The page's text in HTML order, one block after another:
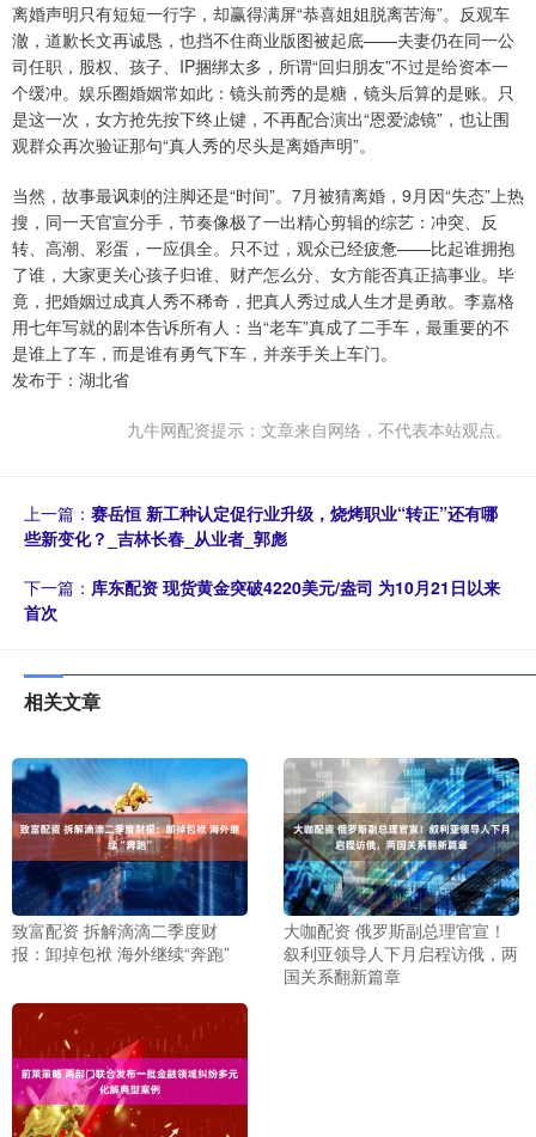
离婚声明只有短短一行字，却赢得满屏“恭喜姐姐脱离苦海”。反观车
澈，道歉长文再诚恳，也挡不住商业版图被起底——夫妻仍在同一公
司任职，股权、孩子、IP捆绑太多，所谓“回归朋友”不过是给资本一
个缓冲。娱乐圈婚姻常如此：镜头前秀的是糖，镜头后算的是账。只
是这一次，女方抢先按下终止键，不再配合演出“恩爱滤镜”，也让围
观群众再次验证那句“真人秀的尽头是离婚声明”。
当然，故事最讽刺的注脚还是“时间”。7月被猜离婚，9月因“失态”上热
搜，同一天官宣分手，节奏像极了一出精心剪辑的综艺：冲突、反
转、高潮、彩蛋，一应俱全。只不过，观众已经疲惫——比起谁拥抱
了谁，大家更关心孩子归谁、财产怎么分、女方能否真正搞事业。毕
竟，把婚姻过成真人秀不稀奇，把真人秀过成人生才是勇敢。李嘉格
用七年写就的剧本告诉所有人：当“老车”真成了二手车，最重要的不
是谁上了车，而是谁有勇气下车，并亲手关上车门。
发布于：湖北省
九牛网配资提示：文章来自网络，不代表本站观点。
上一篇： 赛岳恒 新工种认定促行业升级，烧烤职业“转正”还有哪
些新变化？_吉林长春_从业者_郭彪
下一篇： 库东配资 现货黄金突破4220美元/盎司 为10月21日以来
首次
相关文章
致富配资 拆解滴滴二季度财
报：卸掉包袱 海外继续“奔跑”
大咖配资 俄罗斯副总理官宣！
叙利亚领导人下月启程访俄，两
国关系翻新篇章